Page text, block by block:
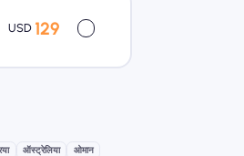
USD 129
ऑस्ट्रेलिया
ओमान